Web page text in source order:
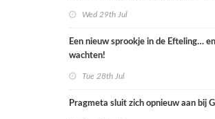
Wed 29th Jul
Een nieuw sprookje in de Efteling…
wachten!
Tue 28th Jul
Pragmeta sluit zich opnieuw aan bij